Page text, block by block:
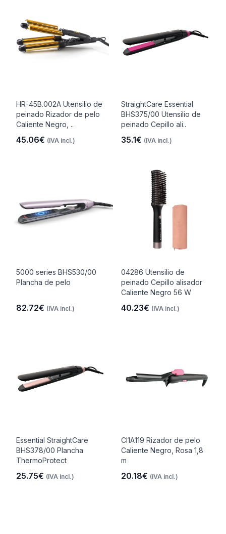
HR-45B.002A Utensilio de
peinado Rizador de pelo
Caliente Negro, ..
45.06€ (IVA incl.)
StraightCare Essential
BHS375/00 Utensilio de
peinado Cepillo ali..
35.1€ (IVA incl.)
5000 series BHS530/00
Plancha de pelo
82.72€ (IVA incl.)
04286 Utensilio de
peinado Cepillo alisador
Caliente Negro 56 W
40.23€ (IVA incl.)
Essential StraightCare
BHS378/00 Plancha
ThermoProtect
25.75€ (IVA incl.)
CI1A119 Rizador de pelo
Caliente Negro, Rosa 1,8
m
20.18€ (IVA incl.)